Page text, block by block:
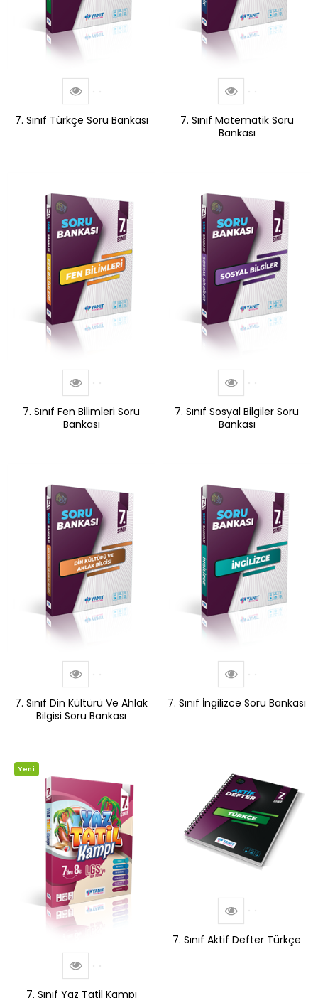
7. Sınıf Türkçe Soru Bankası
7. Sınıf Matematik Soru
Bankası
7. Sınıf Fen Bilimleri Soru
Bankası
7. Sınıf Sosyal Bilgiler Soru
Bankası
7. Sınıf Din Kültürü Ve Ahlak
Bilgisi Soru Bankası
7. Sınıf İngilizce Soru Bankası
Yeni
7. Sınıf Yaz Tatil Kampı
7. Sınıf Aktif Defter Türkçe